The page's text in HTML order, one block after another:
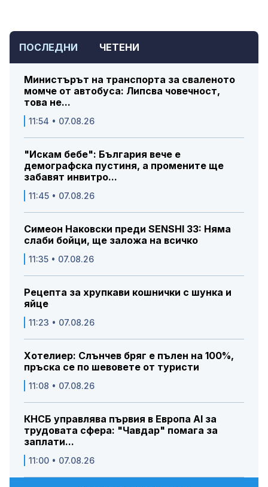
ПОСЛЕДНИ ЧЕТЕНИ
Министърът на транспорта за сваленото
момче от автобуса: Липсва човечност,
това не...
11:54 • 07.08.26
"Искам бебе": България вече е
демографска пустиня, а промените ще
забавят инвитро...
11:45 • 07.08.26
Симеон Наковски преди SENSHI 33: Няма
слаби бойци, ще заложа на всичко
11:35 • 07.08.26
Рецепта за хрупкави кошнички с шунка и
яйце
11:23 • 07.08.26
Хотелиер: Слънчев бряг е пълен на 100%,
пръска се по шевовете от туристи
11:08 • 07.08.26
КНСБ управлява първия в Европа AI за
трудовата сфера: "Чавдар" помага за
заплати...
11:00 • 07.08.26